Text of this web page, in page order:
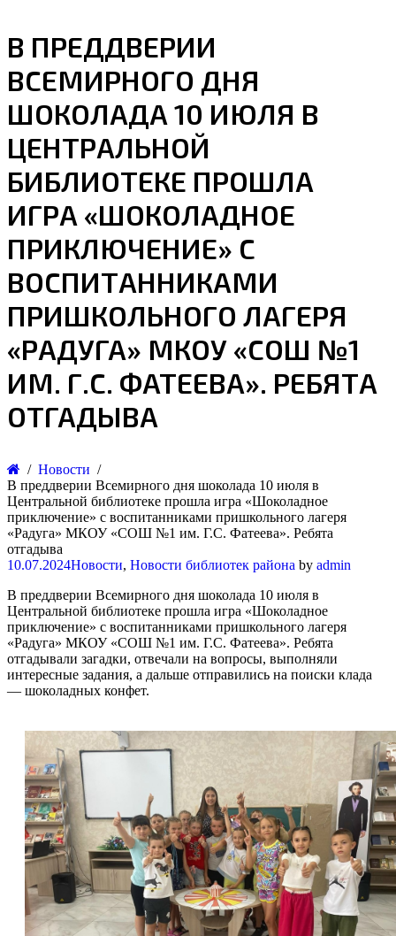
В ПРЕДДВЕРИИ
ВСЕМИРНОГО ДНЯ
ШОКОЛАДА 10 ИЮЛЯ В
ЦЕНТРАЛЬНОЙ
БИБЛИОТЕКЕ ПРОШЛА
ИГРА «ШОКОЛАДНОЕ
ПРИКЛЮЧЕНИЕ» С
ВОСПИТАННИКАМИ
ПРИШКОЛЬНОГО ЛАГЕРЯ
«РАДУГА» МКОУ «СОШ №1
ИМ. Г.С. ФАТЕЕВА». РЕБЯТА
ОТГАДЫВА
Новости
В преддверии Всемирного дня шоколада 10 июля в
Центральной библиотеке прошла игра «Шоколадное
приключение» с воспитанниками пришкольного лагеря
«Радуга» МКОУ «СОШ №1 им. Г.С. Фатеева». Ребята
отгадыва
10.07.2024Новости, Новости библиотек района by admin
В преддверии Всемирного дня шоколада 10 июля в
Центральной библиотеке прошла игра «Шоколадное
приключение» с воспитанниками пришкольного лагеря
«Радуга» МКОУ «СОШ №1 им. Г.С. Фатеева». Ребята
отгадывали загадки, отвечали на вопросы, выполняли
интересные задания, а дальше отправились на поиски клада
— шоколадных конфет.